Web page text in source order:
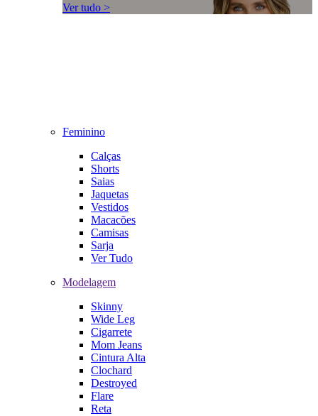
Ver tudo >
Feminino
Calças
Shorts
Saias
Jaquetas
Vestidos
Macacões
Camisas
Sarja
Ver Tudo
Modelagem
Skinny
Wide Leg
Cigarrete
Mom Jeans
Cintura Alta
Clochard
Destroyed
Flare
Reta